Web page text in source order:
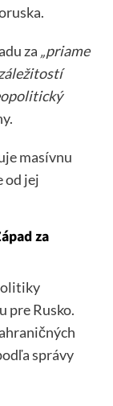
za „priame
masívnu
od jej
za
pre Rusko.
správy